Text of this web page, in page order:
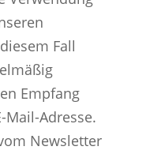
Fall
Empfang
Mail-Adresse.
Newsletter